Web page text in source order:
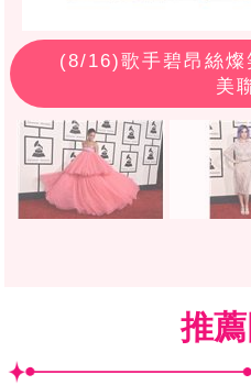
(8/16)歌手碧昂絲燦
美
推